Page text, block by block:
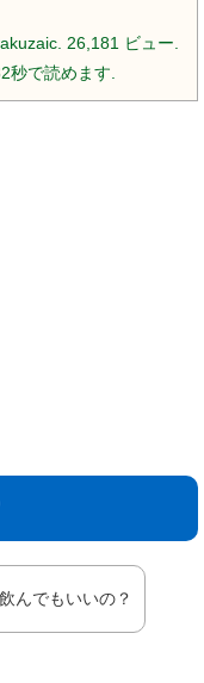
26,181 ビュー.
秒で読めます.
んでもいいの？